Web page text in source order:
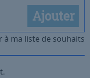
Ajouter
à ma liste de souhaits